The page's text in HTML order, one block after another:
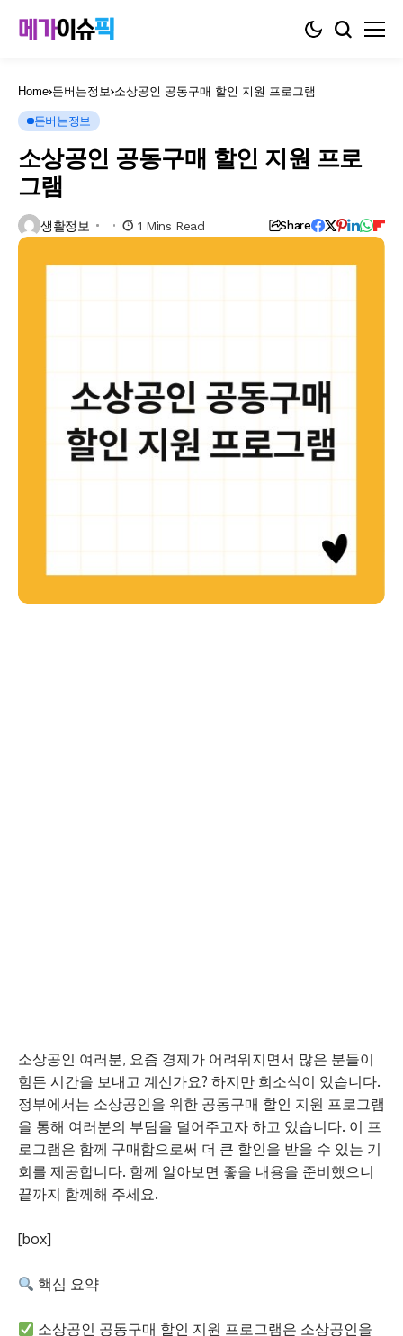
Home 돈버는정보 소상공인 공동구매 할인 지원 프로그램
돈버는정보
소상공인 공동구매 할인 지원 프로
그램
생활정보 1 Mins Read Share
소상공인 여러분, 요즘 경제가 어려워지면서 많은 분들이
힘든 시간을 보내고 계신가요? 하지만 희소식이 있습니다.
정부에서는 소상공인을 위한 공동구매 할인 지원 프로그램
을 통해 여러분의 부담을 덜어주고자 하고 있습니다. 이 프
로그램은 함께 구매함으로써 더 큰 할인을 받을 수 있는 기
회를 제공합니다. 함께 알아보면 좋을 내용을 준비했으니
끝까지 함께해 주세요.
[box]
핵심 요약
소상공인 공동구매 할인 지원 프로그램은 소상공인을